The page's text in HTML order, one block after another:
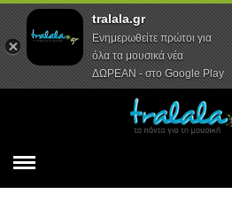
Αρχική Συνεντεύξεις
tralala.gr
Ενημερωθείτε πρώτοι για
όλα τα μουσικά νέα
ΔΩΡΕΑΝ - στο Google Play